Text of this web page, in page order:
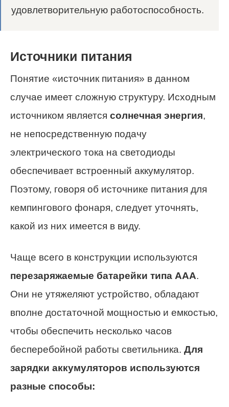
удовлетворительную работоспособность.
Источники питания
Понятие «источник питания» в данном
случае имеет сложную структуру. Исходным
источником является солнечная энергия,
не непосредственную подачу
электрического тока на светодиоды
обеспечивает встроенный аккумулятор.
Поэтому, говоря об источнике питания для
кемпингового фонаря, следует уточнять,
какой из них имеется в виду.
Чаще всего в конструкции используются
перезаряжаемые батарейки типа ААА.
Они не утяжеляют устройство, обладают
вполне достаточной мощностью и емкостью,
чтобы обеспечить несколько часов
бесперебойной работы светильника. Для
зарядки аккумуляторов используются
разные способы: